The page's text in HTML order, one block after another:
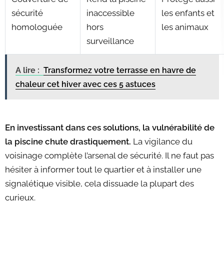
sécurité
homologuée
inaccessible
hors
surveillance
les enfants et
les animaux
A lire : Transformez votre terrasse en havre de
chaleur cet hiver avec ces 5 astuces
En investissant dans ces solutions, la vulnérabilité de
la piscine chute drastiquement. La vigilance du
voisinage complète l’arsenal de sécurité. Il ne faut pas
hésiter à informer tout le quartier et à installer une
signalétique visible, cela dissuade la plupart des
curieux.